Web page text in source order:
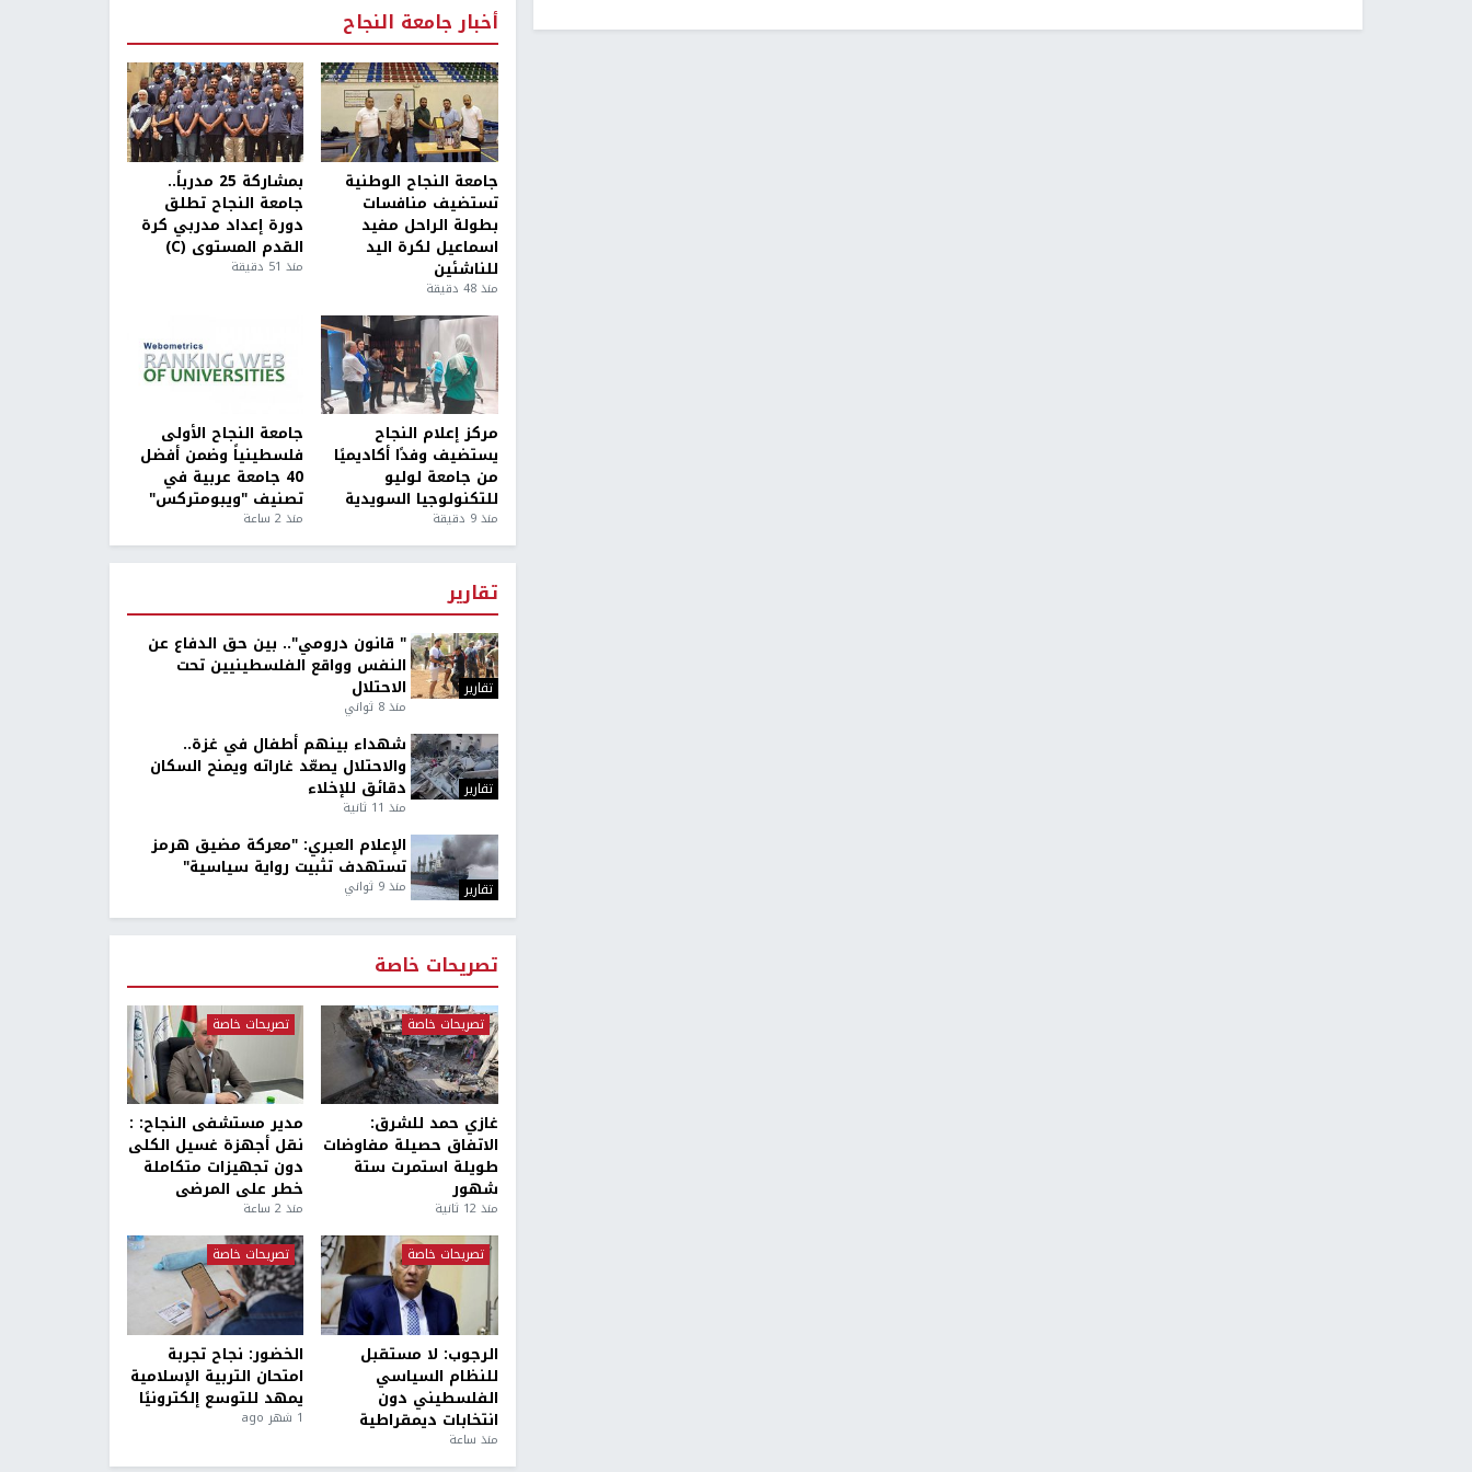
أخبار جامعة النجاح
جامعة النجاح الوطنية
تستضيف منافسات
بطولة الراحل مفيد
اسماعيل لكرة اليد
للناشئين
منذ 48 دقيقة
بمشاركة 25 مدرباً..
جامعة النجاح تطلق
دورة إعداد مدربي كرة
القدم المستوى (C)
منذ 51 دقيقة
مركز إعلام النجاح
يستضيف وفدًا أكاديميًا
من جامعة لوليو
للتكنولوجيا السويدية
منذ 9 دقيقة
جامعة النجاح الأولى
فلسطينياً وضمن أفضل
40 جامعة عربية في
تصنيف "ويبومتركس"
منذ 2 ساعة
تقارير
تقارير
" قانون درومي".. بين حق الدفاع عن
النفس وواقع الفلسطينيين تحت
الاحتلال
منذ 8 ثواني
تقارير
شهداء بينهم أطفال في غزة..
والاحتلال يصعّد غاراته ويمنح السكان
دقائق للإخلاء
منذ 11 ثانية
تقارير
الإعلام العبري: "معركة مضيق هرمز
تستهدف تثبيت رواية سياسية"
منذ 9 ثواني
تصريحات خاصة
تصريحات خاصة
غازي حمد للشرق:
الاتفاق حصيلة مفاوضات
طويلة استمرت ستة
شهور
منذ 12 ثانية
تصريحات خاصة
مدير مستشفى النجاح: :
نقل أجهزة غسيل الكلى
دون تجهيزات متكاملة
خطر على المرضى
منذ 2 ساعة
تصريحات خاصة
الرجوب: لا مستقبل
للنظام السياسي
الفلسطيني دون
انتخابات ديمقراطية
منذ ساعة
تصريحات خاصة
الخضور: نجاح تجربة
امتحان التربية الإسلامية
يمهد للتوسع إلكترونيًا
1 شهر ago